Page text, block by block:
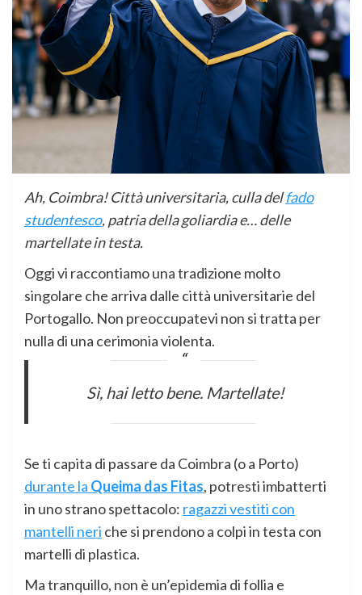
Ah, Coimbra! Città universitaria, culla delfado
studentesco, patria della goliardia e… delle
martellate in testa.
Oggi vi raccontiamo una tradizione molto
singolare che arriva dalle città universitarie del
Portogallo. Non preoccupatevi non si tratta per
nulla di una cerimonia violenta.
Sì, hai letto bene. Martellate!
Se ti capita di passare da Coimbra (o a Porto)
durante la Queima das Fitas, potresti imbatterti
in uno strano spettacolo: ragazzi vestiti con
mantelli neri che si prendono a colpi in testa con
martelli di plastica.
Ma tranquillo, non è un’epidemia di follia e